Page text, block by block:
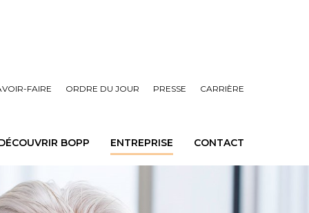
FAIRE ORDRE DU JOUR PRESSE CARRIÈRE
BOPP ENTREPRISE CONTACT